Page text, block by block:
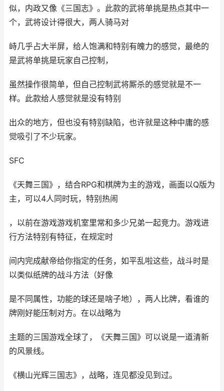
似，内政又像《三国志》。此款的武将单挑是热点其中一
个，武将设计得很大，两人骑马对
峙几乎占大半屏，给人饱满和特别有魄力的感觉，最绝的
是武将单挑是玩家自己控制，
虽然操作很简单，但自己控制武将厮杀的感觉就是不一
样。此款给人感觉就是没有特别
出众的地方，但也没有特别缺陷，也许就是这种中庸的感
觉吸引了不少玩家。
SFC
《天舞三国》，结合RPG和棋牌为主的游戏，画面以Q版为
主，可以4人同时玩，特别热闹
，以前在游戏游戏机室里常和多少兄弟一起竞力。游戏进
行方法特别有特征，在规定时
间内完成献帝给你指定的任务，如平乱啦这些，战斗时是
以类似纸牌的战斗方法（好像
是不同属性，功能的球还是啥子地），两人比牌，看谁的
牌刚好能压制对方。在以战略为
主题的三国游戏全球了，《天舞三国》可以说是一道清新
的风景线。
《横山光辉三国志》，战略，连见都没见到过。